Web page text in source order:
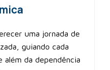
uma jornada de
guiando cada
além da dependência